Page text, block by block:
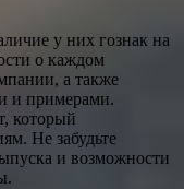
у них гознак на
о каждом
а также
и примерами.
который
Не забудьте
и возможности